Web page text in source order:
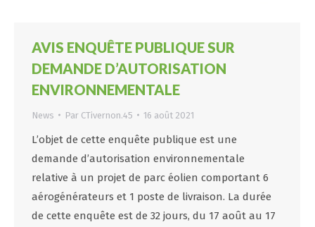
AVIS ENQUÊTE PUBLIQUE SUR
DEMANDE D’AUTORISATION
ENVIRONNEMENTALE
News Par CTivernon.45 16 août 2021
L’objet de cette enquête publique est une
demande d’autorisation environnementale
relative à un projet de parc éolien comportant 6
aérogénérateurs et 1 poste de livraison. La durée
de cette enquête est de 32 jours, du 17 août au 17